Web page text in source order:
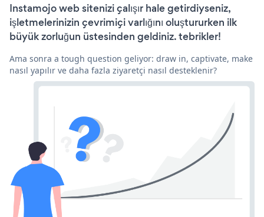
Instamojo web sitenizi çalışır hale getirdiyseniz,
işletmelerinizin çevrimiçi varlığını oluştururken ilk
büyük zorluğun üstesinden geldiniz. tebrikler!
Ama sonra a tough question geliyor: draw in, captivate, make
nasıl yapılır ve daha fazla ziyaretçi nasıl desteklenir?